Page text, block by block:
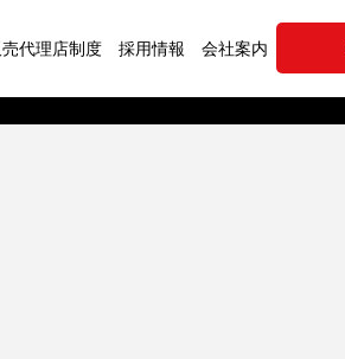
代理店制度 採用情報 会社案内